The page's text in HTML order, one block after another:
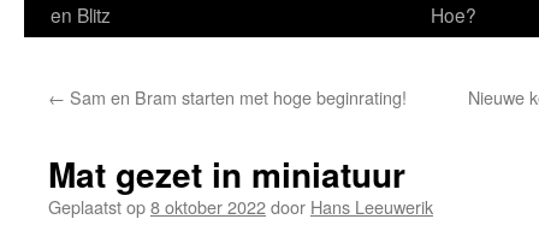
en Blitz
Hoe?
← Sam en Bram starten met hoge beginrating! Nieuwe
Mat gezet in miniatuur
Geplaatst op8 oktober 2022door Hans Leeuwerik